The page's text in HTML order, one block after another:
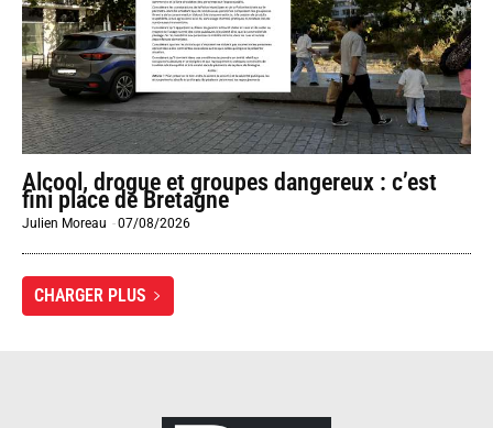
Alcool, drogue et groupes dangereux : c’est
fini place de Bretagne
Julien Moreau -07/08/2026
CHARGER PLUS